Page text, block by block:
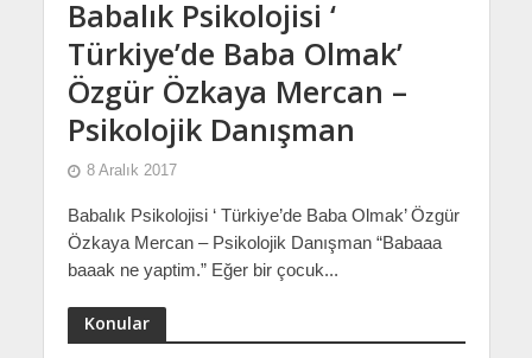
Babalık Psikolojisi ‘
Türkiye’de Baba Olmak’
Özgür Özkaya Mercan –
Psikolojik Danışman
8 Aralık 2017
Babalık Psikolojisi ‘ Türkiye’de Baba Olmak’ Özgür
Özkaya Mercan – Psikolojik Danışman “Babaaa
baaak ne yaptim.” Eğer bir çocuk...
Konular